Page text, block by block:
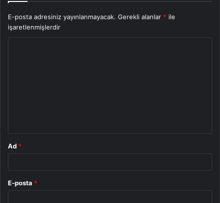
E-posta adresiniz yayınlanmayacak. Gerekli alanlar * ile
işaretlenmişlerdir
Ad *
E-posta *